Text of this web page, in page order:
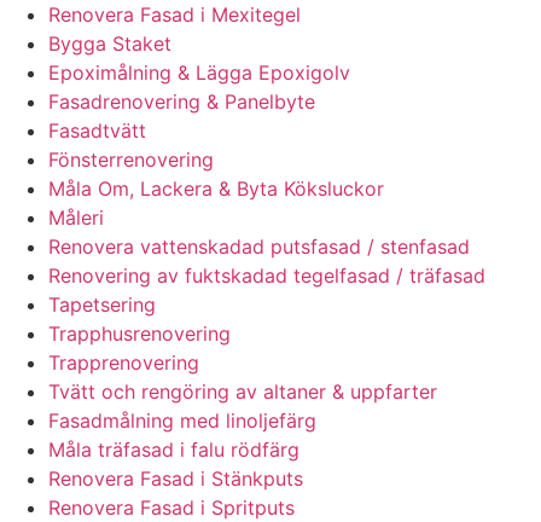
Renovera Fasad i Mexitegel
Bygga Staket
Epoximålning & Lägga Epoxigolv
Fasadrenovering & Panelbyte
Fasadtvätt
Fönsterrenovering
Måla Om, Lackera & Byta Köksluckor
Måleri
Renovera vattenskadad putsfasad / stenfasad
Renovering av fuktskadad tegelfasad / träfasad
Tapetsering
Trapphusrenovering
Trapprenovering
Tvätt och rengöring av altaner & uppfarter
Fasadmålning med linoljefärg
Måla träfasad i falu rödfärg
Renovera Fasad i Stänkputs
Renovera Fasad i Spritputs